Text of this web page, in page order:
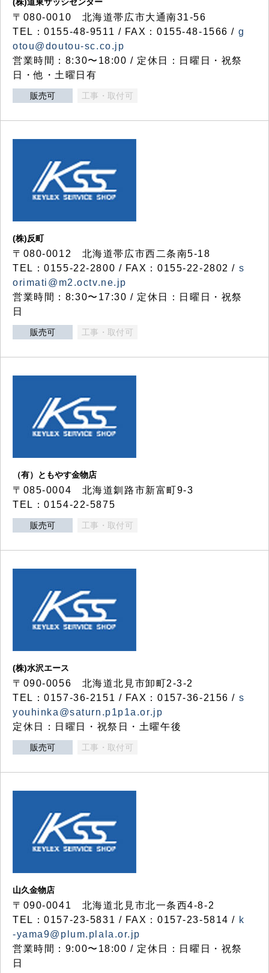
〒080-0010 北海道帯広市大通南31-56
TEL：0155-48-9511 / FAX：0155-48-1566 / g
otou@doutou-sc.co.jp
営業時間：8:30〜18:00 / 定休日：日曜日・祝祭
日・他・土曜日有
販売可 工事・取付可
(株)反町
〒080-0012 北海道帯広市西二条南5-18
TEL：0155-22-2800 / FAX：0155-22-2802 / s
orimati@m2.octv.ne.jp
営業時間：8:30〜17:30 / 定休日：日曜日・祝祭
日
販売可 工事・取付可
（有）ともやす金物店
〒085-0004 北海道釧路市新富町9-3
TEL：0154-22-5875
販売可 工事・取付可
(株)水沢エース
〒090-0056 北海道北見市卸町2-3-2
TEL：0157-36-2151 / FAX：0157-36-2156 / s
youhinka@saturn.p1p1a.or.jp
定休日：日曜日・祝祭日・土曜午後
販売可 工事・取付可
山久金物店
〒090-0041 北海道北見市北一条西4-8-2
TEL：0157-23-5831 / FAX：0157-23-5814 / k
-yama9@plum.plala.or.jp
営業時間：9:00〜18:00 / 定休日：日曜日・祝祭
日